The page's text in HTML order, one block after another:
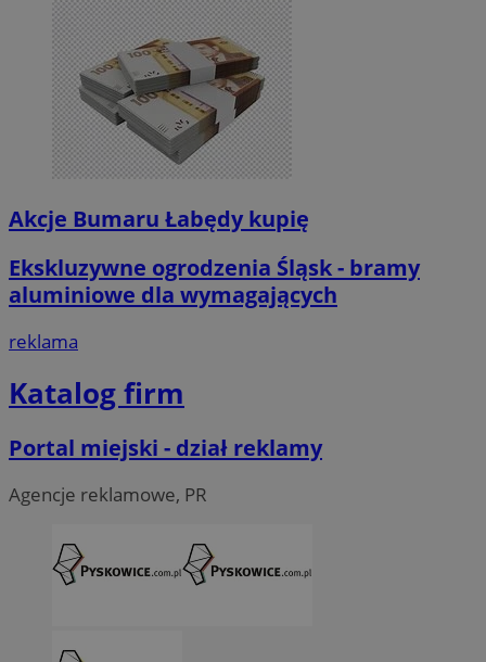
Akcje Bumaru Łabędy kupię
Ekskluzywne ogrodzenia Śląsk - bramy
aluminiowe dla wymagających
reklama
Katalog firm
Portal miejski - dział reklamy
Agencje reklamowe, PR